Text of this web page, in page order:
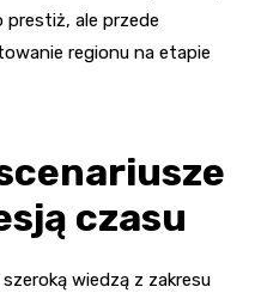
prestiż, ale przede
regionu na etapie
czasu
wiedzą z zakresu